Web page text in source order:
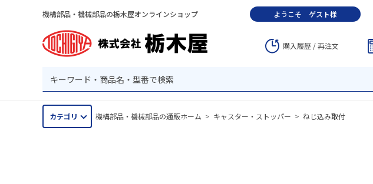
機構部品・機械部品の栃木屋オンラインショップ ようこそ ゲスト様
購入履歴 / 再注文
カテゴリ 機構部品・機械部品の通販ホーム > キャスター・ストッパー > ねじ込み取付